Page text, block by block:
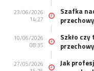
23/06/2026
14:27
Szafka
10/06/2026
08:35
Szkło
27/05/2026
Jak